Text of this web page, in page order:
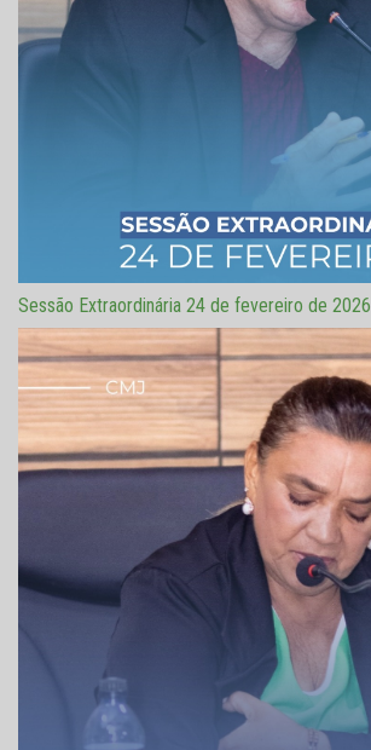
Sessão Extraordinária 24 de fevereiro de 2026